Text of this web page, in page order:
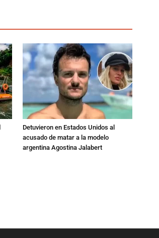
Detuvieron en Estados Unidos al
acusado de matar a la modelo
argentina Agostina Jalabert